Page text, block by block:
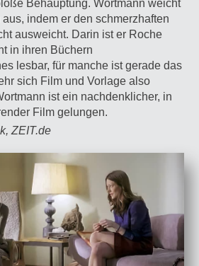
Behauptung. Wortmann weicht
indem er den schmerzhaften
ausweicht. Darin ist er Roche
in ihren Büchern
lesbar, für manche ist gerade das
sich Film und Vorlage also
ist ein nachdenklicher, in
Film gelungen.
ZEIT.de